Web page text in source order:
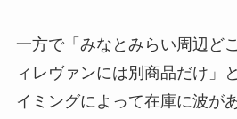
一方で「みなとみらい周辺ど
ィレヴァンには別商品だけ」
イミングによって在庫に波が